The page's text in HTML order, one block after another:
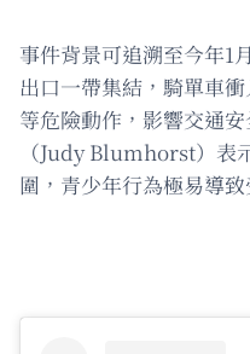
事件背景可追溯至今年1
出口一帶集結，騎單車
等危險動作，影響交通
（Judy Blumhorst）表
圍，青少年行為極易導致